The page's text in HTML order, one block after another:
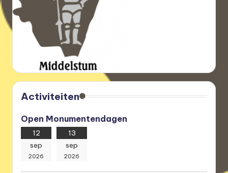
Activiteiten
Open Monumentendagen
12
sep
2026
13
sep
2026